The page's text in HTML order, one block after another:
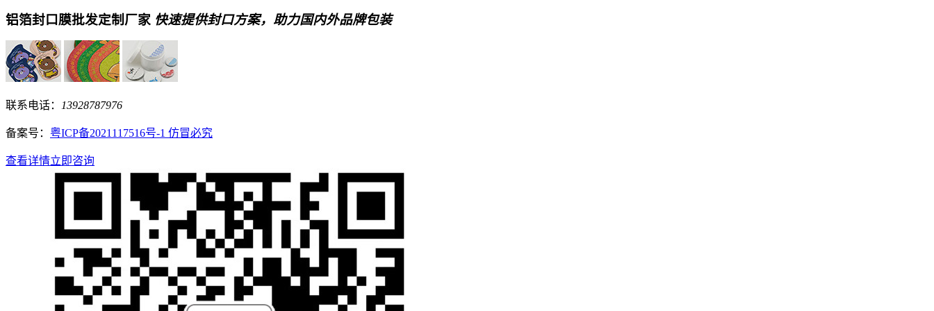
铝箔封口膜批发定制厂家 快速提供封口方案，助力国内外品牌包装
联系电话： 13928787976
备案号： 粤ICP备2021117516号-1 仿冒必究
查看详情立即咨询